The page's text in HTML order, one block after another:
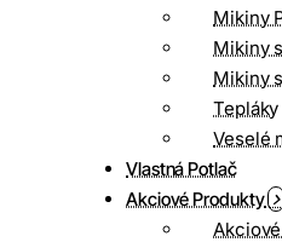
Mikiny
Mikiny
Mikiny
Tepláky
Veselé
Vlastná Potlač
Akciové Produkty